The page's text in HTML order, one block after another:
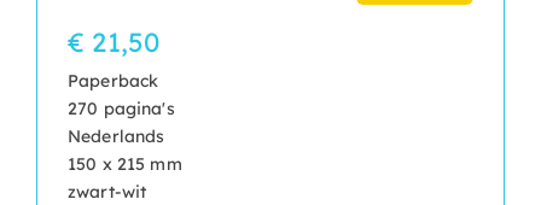
€ 21,50
Paperback
270 pagina's
Nederlands
150 x 215 mm
zwart-wit